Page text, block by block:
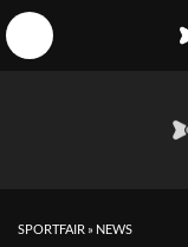
SPORTFAIR » NEWS